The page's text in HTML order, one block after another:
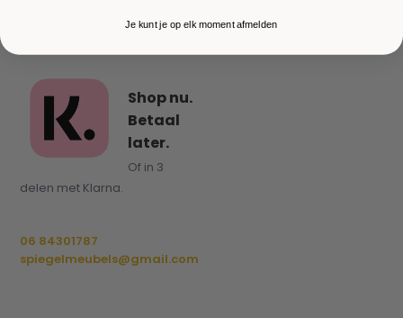
Shop nu.
Betaal
later.
Of in 3
delen met Klarna.
06 84301787
spiegelmeubels@gmail.com
Je kunt je op elk moment afmelden